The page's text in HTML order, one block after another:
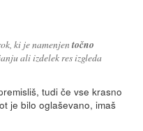
ki je namenjentočno
ali izdelek res izgleda
tudi če vse krasno
je bilo oglaševano, imaš